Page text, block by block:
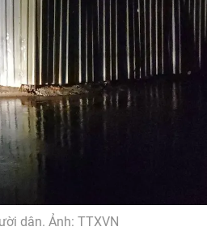
dân. Ảnh: TTXVN